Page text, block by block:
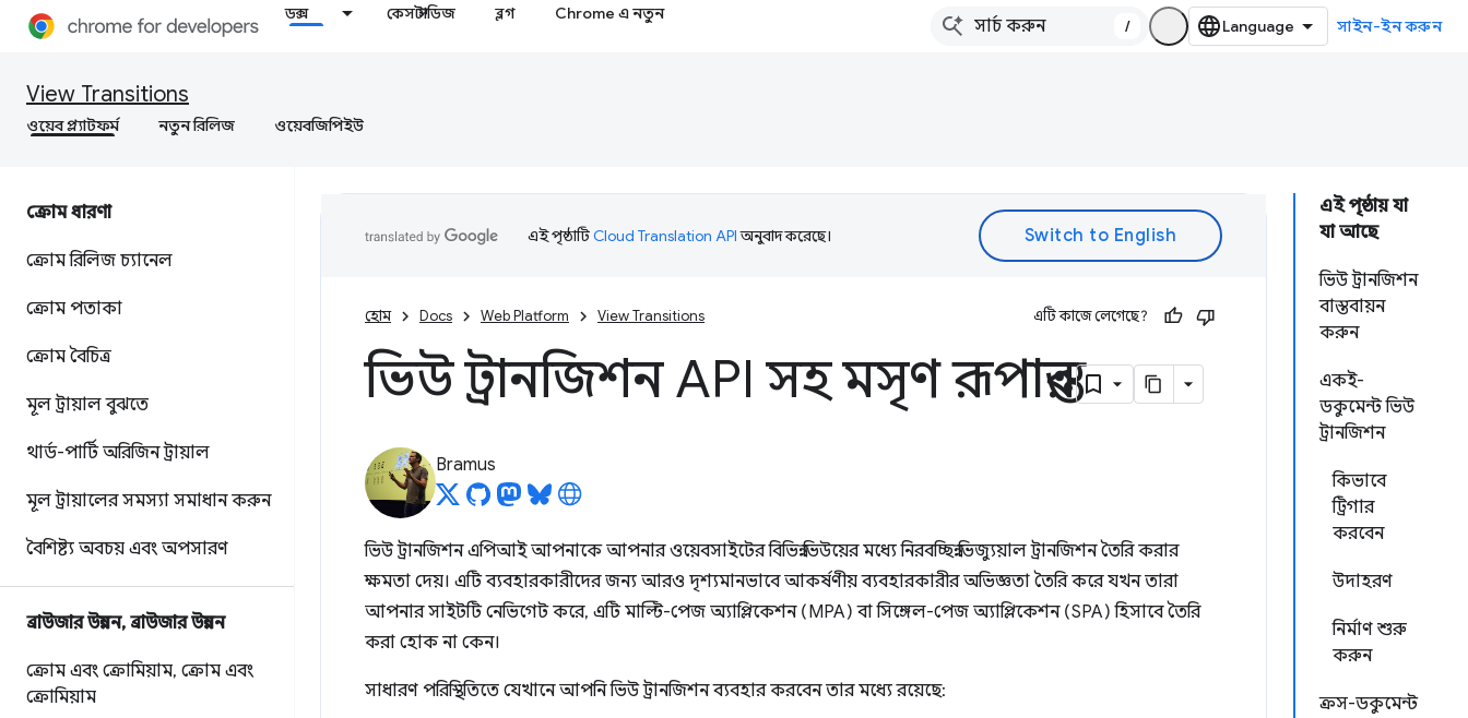
ডক্স কেস স্টাডিজ ব্লগ Chrome এ নতুন
/ সাইন-ইন করুন
View Transitions
ওয়েব প্ল্যাটফর্ম নতুন রিলিজ ওয়েবজিপিইউ
ক্রোম ধারণা
ক্রোম রিলিজ চ্যানেল
ক্রোম পতাকা
ক্রোম বৈচিত্র
মূল ট্রায়াল বুঝতে
থার্ড-পার্টি অরিজিন ট্রায়াল
মূল ট্রায়ালের সমস্যা সমাধান করুন
বৈশিষ্ট্য অবচয় এবং অপসারণ
ব্রাউজার উন্নয়ন, ব্রাউজার উন্নয়ন
ক্রোম এবং ক্রোমিয়াম, ক্রোম এবং
ক্রোমিয়াম
এই পৃষ্ঠায় যা
যা আছে
ভিউ ট্রানজিশন
বাস্তবায়ন
করুন
একই-
ডকুমেন্ট ভিউ
ট্রানজিশন
কিভাবে
ট্রিগার
করবেন
উদাহরণ
নির্মাণ শুরু
করুন
ক্রস-ডকুমেন্ট
এই পৃষ্ঠাটিCloud Translation APIঅনুবাদ করেছে।
হোম Docs Web Platform View Transitions এটি কাজে লেগেছে?
ভিউ ট্রানজিশন API সহ মসৃণ রূপান্তর
Bramus
ভিউ ট্রানজিশন এপিআই আপনাকে আপনার ওয়েবসাইটের বিভিন্ন ভিউয়ের মধ্যে নিরবচ্ছিন্ন ভিজ্যুয়াল ট্রানজিশন তৈরি করার
ক্ষমতা দেয়। এটি ব্যবহারকারীদের জন্য আরও দৃশ্যমানভাবে আকর্ষণীয় ব্যবহারকারীর অভিজ্ঞতা তৈরি করে যখন তারা
আপনার সাইটটি নেভিগেট করে, এটি মাল্টি-পেজ অ্যাপ্লিকেশন (MPA) বা সিঙ্গেল-পেজ অ্যাপ্লিকেশন (SPA) হিসাবে তৈরি
করা হোক না কেন।
সাধারণ পরিস্থিতিতে যেখানে আপনি ভিউ ট্রানজিশন ব্যবহার করবেন তার মধ্যে রয়েছে: